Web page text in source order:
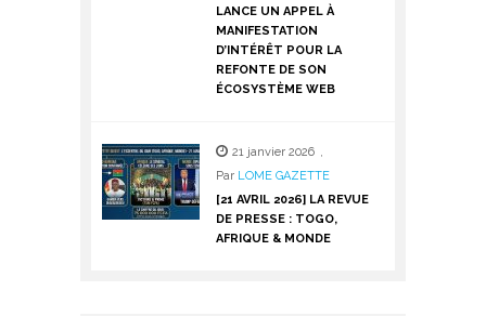
LANCE UN APPEL À
MANIFESTATION
D’INTÉRÊT POUR LA
REFONTE DE SON
ÉCOSYSTÈME WEB
21 janvier 2026 ,
Par LOME GAZETTE
[21 AVRIL 2026] LA REVUE
DE PRESSE : TOGO,
AFRIQUE & MONDE